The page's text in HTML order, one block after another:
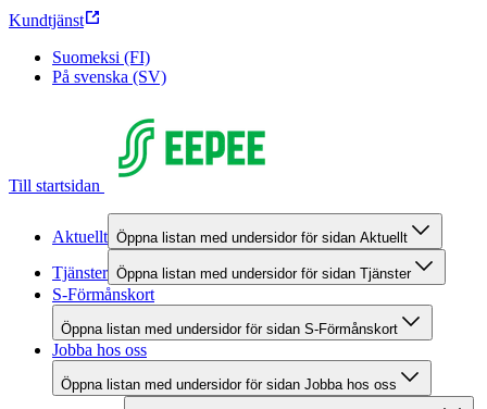
Kundtjänst
Suomeksi (FI)
På svenska (SV)
Till startsidan
Aktuellt Öppna listan med undersidor för sidan Aktuellt
Tjänster Öppna listan med undersidor för sidan Tjänster
S-Förmånskort
Öppna listan med undersidor för sidan S-Förmånskort
Jobba hos oss
Öppna listan med undersidor för sidan Jobba hos oss